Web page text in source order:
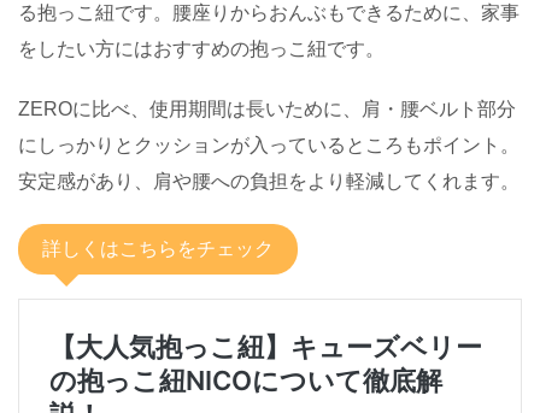
る抱っこ紐です。腰座りからおんぶもできるために、家事
をしたい方にはおすすめの抱っこ紐です。
ZEROに比べ、使用期間は長いために、肩・腰ベルト部分
にしっかりとクッションが入っているところもポイント。
安定感があり、肩や腰への負担をより軽減してくれます。
詳しくはこちらをチェック